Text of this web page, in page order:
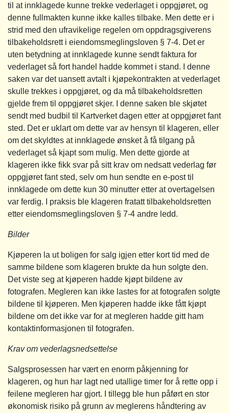
til at innklagede kunne trekke vederlaget i oppgjøret, og
denne fullmakten kunne ikke kalles tilbake. Men dette er i
strid med den ufravikelige regelen om oppdragsgiverens
tilbakeholdsrett i eiendomsmeglingsloven § 7-4. Det er
uten betydning at innklagede kunne sendt faktura for
vederlaget så fort handel hadde kommet i stand. I denne
saken var det uansett avtalt i kjøpekontrakten at vederlaget
skulle trekkes i oppgjøret, og da må tilbakeholdsretten
gjelde frem til oppgjøret skjer. I denne saken ble skjøtet
sendt med budbil til Kartverket dagen etter at oppgjøret fant
sted. Det er uklart om dette var av hensyn til klageren, eller
om det skyldtes at innklagede ønsket å få tilgang på
vederlaget så kjapt som mulig. Men dette gjorde at
klageren ikke fikk svar på sitt krav om nedsatt vederlag før
oppgjøret fant sted, selv om hun sendte en e-post til
innklagede om dette kun 30 minutter etter at overtagelsen
var ferdig. I praksis ble klageren fratatt tilbakeholdsretten
etter eiendomsmeglingsloven § 7-4 andre ledd.
Bilder
Kjøperen la ut boligen for salg igjen etter kort tid med de
samme bildene som klageren brukte da hun solgte den.
Det viste seg at kjøperen hadde kjøpt bildene av
fotografen. Megleren kan ikke lastes for at fotografen solgte
bildene til kjøperen. Men kjøperen hadde ikke fått kjøpt
bildene om det ikke var for at megleren hadde gitt ham
kontaktinformasjonen til fotografen.
Krav om vederlagsnedsettelse
Salgsprosessen har vært en enorm påkjenning for
klageren, og hun har lagt ned utallige timer for å rette opp i
feilene megleren har gjort. I tillegg ble hun påført en stor
økonomisk risiko på grunn av meglerens håndtering av